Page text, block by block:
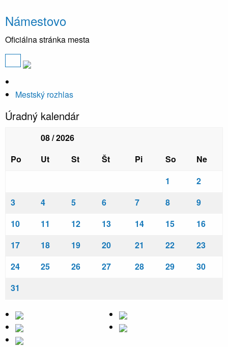
Námestovo
Oficiálna stránka mesta
Mestský rozhlas
Úradný kalendár
08 / 2026
Po
Ut St Št Pi So
Ne
1
2
3
4 5 6 7 8
9
10
11 12 13 14 15
16
17
18 19 20 21 22
23
24
25 26 27 28 29
30
31